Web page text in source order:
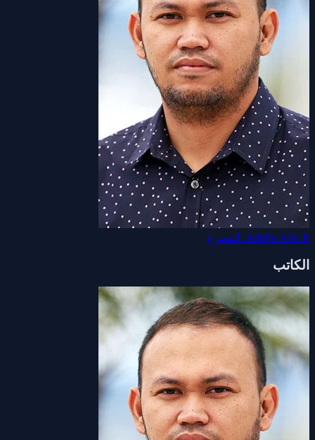
Adolfo Alix Jr. المخرج
الكاتب